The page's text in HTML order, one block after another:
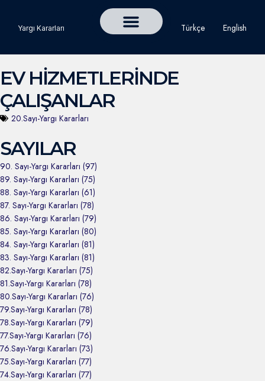
Türkçe English
Yargı Kararları
EV HİZMETLERİNDE
ÇALIŞANLAR
20.Sayı-Yargı Kararları
SAYILAR
90. Sayı-Yargı Kararları (97)
89. Sayı-Yargı Kararları (75)
88. Sayı-Yargı Kararları (61)
87. Sayı-Yargı Kararları (78)
86. Sayı-Yargı Kararları (79)
85. Sayı-Yargı Kararları (80)
84. Sayı-Yargı Kararları (81)
83. Sayı-Yargı Kararları (81)
82.Sayı-Yargı Kararları (75)
81.Sayı-Yargı Kararları (78)
80.Sayı-Yargı Kararları (76)
79.Sayı-Yargı Kararları (78)
78.Sayı-Yargı Kararları (79)
77.Sayı-Yargı Kararları (76)
76.Sayı-Yargı Kararları (73)
75.Sayı-Yargı Kararları (77)
74.Sayı-Yargı Kararları (77)